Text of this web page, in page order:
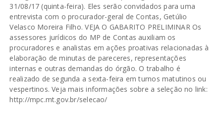
31/08/17 (quinta-feira). Eles serão convidados para uma
entrevista com o procurador-geral de Contas, Getúlio
Velasco Moreira Filho. VEJA O GABARITO PRELIMINAR Os
assessores jurídicos do MP de Contas auxiliam os
procuradores e analistas em ações proativas relacionadas à
elaboração de minutas de pareceres, representações
internas e outras demandas do órgão. O trabalho é
realizado de segunda a sexta-feira em turnos matutinos ou
vespertinos. Veja mais informações sobre a seleção no link:
http://mpc.mt.gov.br/selecao/